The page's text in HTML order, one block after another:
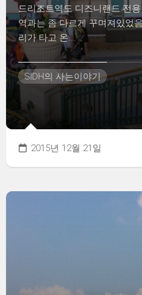
드리조트역도 디즈니랜드 전
역과는 좀 다르게 꾸며져있었
리가 타고 온...
SIDH의 사는이야기
2015년 12월 21일